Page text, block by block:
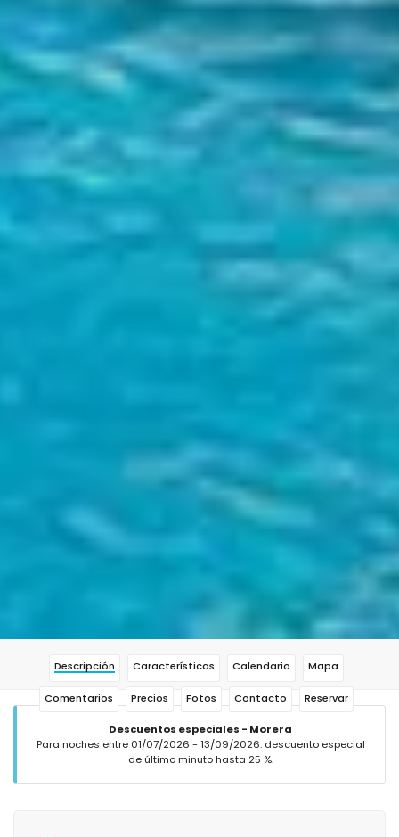
Descripción Características Calendario Mapa
Comentarios Precios Fotos Contacto Reservar
Descuentos especiales - Morera
Para noches entre 01/07/2026 - 13/09/2026: descuento especial
de último minuto hasta 25 %.